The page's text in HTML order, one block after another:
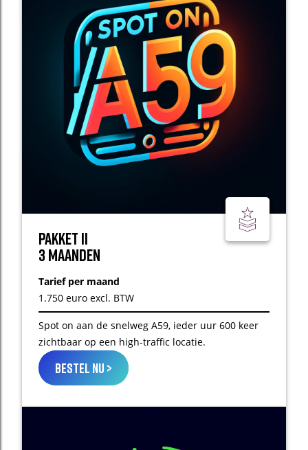
Pakket II
3 maanden
Tarief per maand
1.750 euro excl. BTW
Spot on aan de snelweg A59, ieder uur 600 keer
zichtbaar op een high-traffic locatie.
bestel nu >